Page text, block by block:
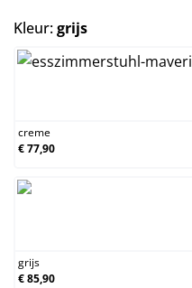
Kleur:grijsselect
creme
€ 77,90
grijs
€ 85,90